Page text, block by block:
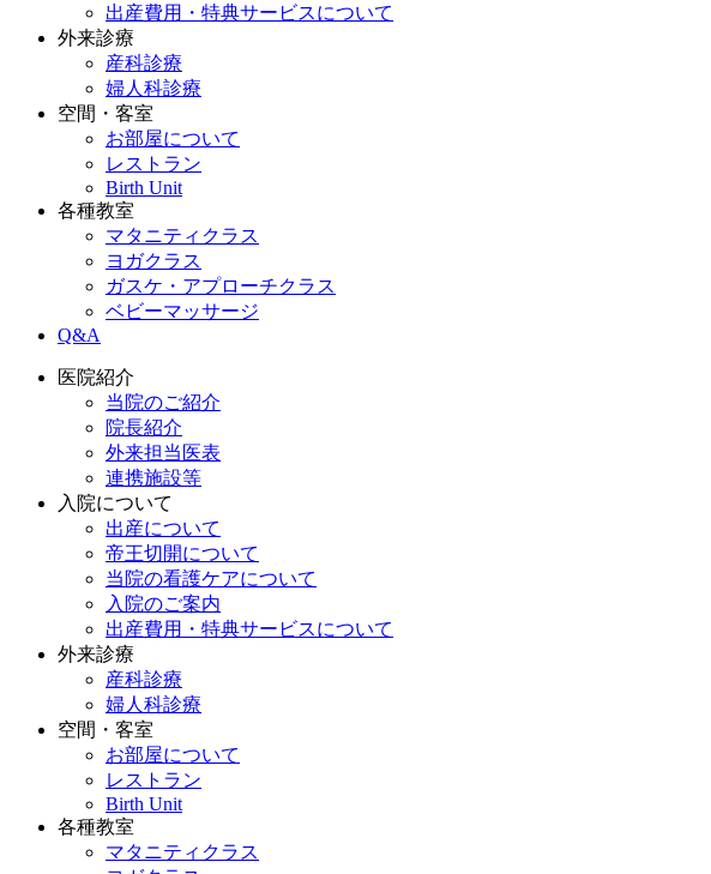
出産費用・特典サービスについて
外来診療
産科診療
婦人科診療
空間・客室
お部屋について
レストラン
Birth Unit
各種教室
マタニティクラス
ヨガクラス
ガスケ・アプローチクラス
ベビーマッサージ
Q&A
医院紹介
当院のご紹介
院長紹介
外来担当医表
連携施設等
入院について
出産について
帝王切開について
当院の看護ケアについて
入院のご案内
出産費用・特典サービスについて
外来診療
産科診療
婦人科診療
空間・客室
お部屋について
レストラン
Birth Unit
各種教室
マタニティクラス